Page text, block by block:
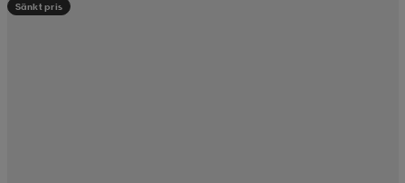
Sänkt pris